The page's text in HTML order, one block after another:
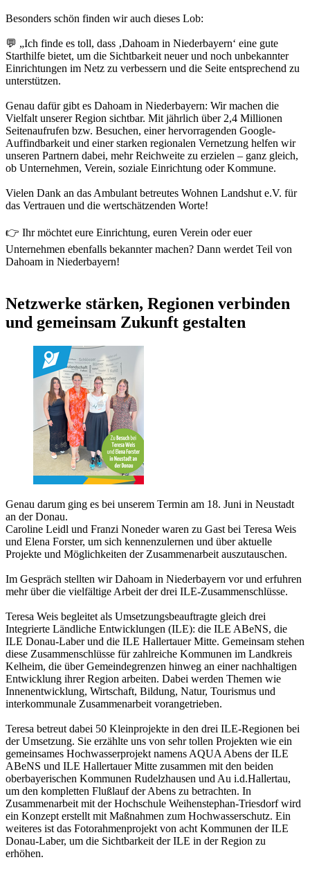
Besonders schön finden wir auch dieses Lob:
💬 „Ich finde es toll, dass ‚Dahoam in Niederbayern‘ eine gute
Starthilfe bietet, um die Sichtbarkeit neuer und noch unbekannter
Einrichtungen im Netz zu verbessern und die Seite entsprechend zu
unterstützen.
Genau dafür gibt es Dahoam in Niederbayern: Wir machen die
Vielfalt unserer Region sichtbar. Mit jährlich über 2,4 Millionen
Seitenaufrufen bzw. Besuchen, einer hervorragenden Google-
Auffindbarkeit und einer starken regionalen Vernetzung helfen wir
unseren Partnern dabei, mehr Reichweite zu erzielen – ganz gleich,
ob Unternehmen, Verein, soziale Einrichtung oder Kommune.
Vielen Dank an das Ambulant betreutes Wohnen Landshut e.V. für
das Vertrauen und die wertschätzenden Worte!
👉 Ihr möchtet eure Einrichtung, euren Verein oder euer
Unternehmen ebenfalls bekannter machen? Dann werdet Teil von
Dahoam in Niederbayern!
Netzwerke stärken, Regionen verbinden
und gemeinsam Zukunft gestalten
Genau darum ging es bei unserem Termin am 18. Juni in Neustadt
an der Donau.
Caroline Leidl und Franzi Noneder waren zu Gast bei Teresa Weis
und Elena Forster, um sich kennenzulernen und über aktuelle
Projekte und Möglichkeiten der Zusammenarbeit auszutauschen.
Im Gespräch stellten wir Dahoam in Niederbayern vor und erfuhren
mehr über die vielfältige Arbeit der drei ILE-Zusammenschlüsse.
Teresa Weis begleitet als Umsetzungsbeauftragte gleich drei
Integrierte Ländliche Entwicklungen (ILE): die ILE ABeNS, die
ILE Donau-Laber und die ILE Hallertauer Mitte. Gemeinsam stehen
diese Zusammenschlüsse für zahlreiche Kommunen im Landkreis
Kelheim, die über Gemeindegrenzen hinweg an einer nachhaltigen
Entwicklung ihrer Region arbeiten. Dabei werden Themen wie
Innenentwicklung, Wirtschaft, Bildung, Natur, Tourismus und
interkommunale Zusammenarbeit vorangetrieben.
Teresa betreut dabei 50 Kleinprojekte in den drei ILE-Regionen bei
der Umsetzung. Sie erzählte uns von sehr tollen Projekten wie ein
gemeinsames Hochwasserprojekt namens AQUA Abens der ILE
ABeNS und ILE Hallertauer Mitte zusammen mit den beiden
oberbayerischen Kommunen Rudelzhausen und Au i.d.Hallertau,
um den kompletten Flußlauf der Abens zu betrachten. In
Zusammenarbeit mit der Hochschule Weihenstephan-Triesdorf wird
ein Konzept erstellt mit Maßnahmen zum Hochwasserschutz. Ein
weiteres ist das Fotorahmenprojekt von acht Kommunen der ILE
Donau-Laber, um die Sichtbarkeit der ILE in der Region zu
erhöhen.